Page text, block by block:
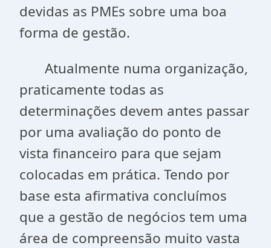
devidas as PMEs sobre uma boa
forma de gestão.
Atualmente numa organização,
praticamente todas as
determinações devem antes passar
por uma avaliação do ponto de
vista financeiro para que sejam
colocadas em prática. Tendo por
base esta afirmativa concluímos
que a gestão de negócios tem uma
área de compreensão muito vasta